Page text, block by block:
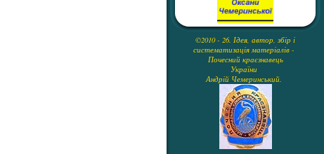
©2010 - 26. Ідея, автор, збір і
систематизація матеріалів -
Почесний краєзнавець
України
Андрій Чемеринський.